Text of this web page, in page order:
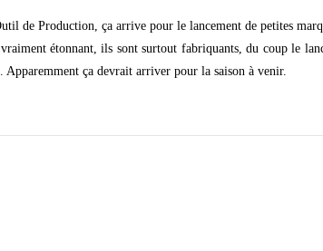
de Production, ça arrive pour le lancement de petites
étonnant, ils sont surtout fabriquants, du coup le
Apparemment ça devrait arriver pour la saison à venir.